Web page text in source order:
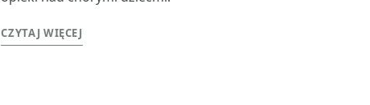
CZYTAJ WIĘCEJ